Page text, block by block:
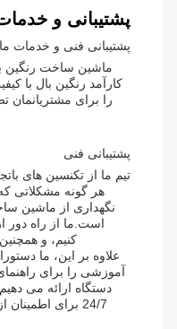
پشتیبانی و
پشتیبانی فنی و خدمات
ماشین ساخت رنگین
کارآمد رنگین بال با
را برای مشتریانمان
پشتیبانی فنی
تیم ما از تکنسین های
هر گونه مشکلاتی
نگهداری از ماشین
است.ما از راه دور
کنیم، و
علاوه بر این، ما
آموزشی را برای
دستگاه ارائه می
24/7 برای